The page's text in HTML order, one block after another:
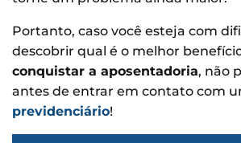
Portanto, caso você esteja com
descobrir qual é o melhor
conquistar a aposentadoria, não
antes de entrar em contato com
previdenciário!